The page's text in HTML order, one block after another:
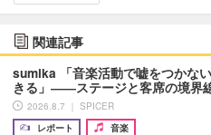
関連記事
sumika 「音楽活動で嘘をつかな
きる」――ステージと客席の境界
2026.8.7 ｜ SPICER
レポート
音楽